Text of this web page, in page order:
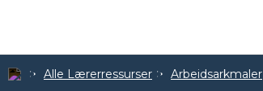
Alle Lærerressurser Arbeidsarkmaler